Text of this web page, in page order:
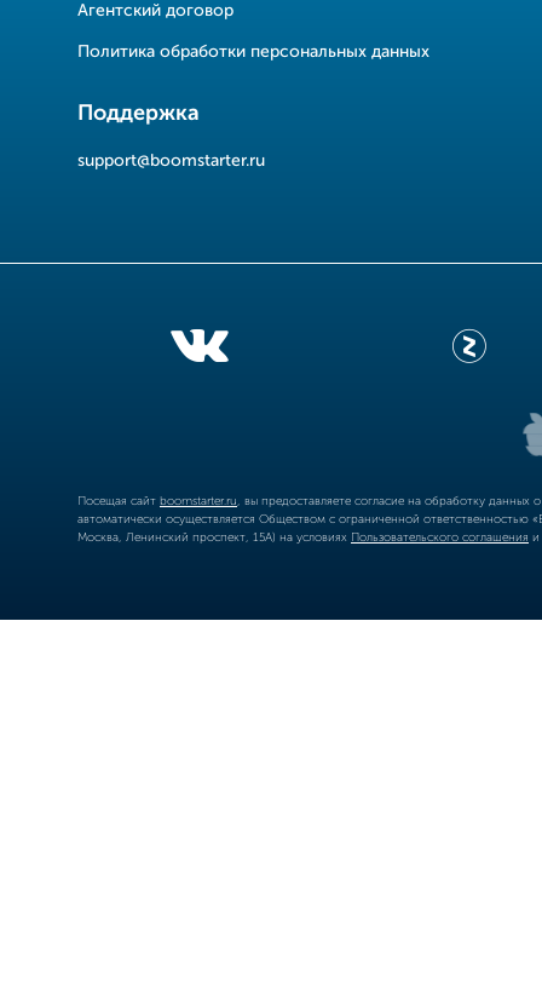
Агентский договор
Политика обработки персональных данных
Поддержка
support@boomstarter.ru
Посещая сайт boomstarter.ru , вы предоставляете согласие на обработку
автоматически осуществляется Обществом с ограниченной
Москва, Ленинский проспект, 15А) на условиях Пользовательского соглашения и